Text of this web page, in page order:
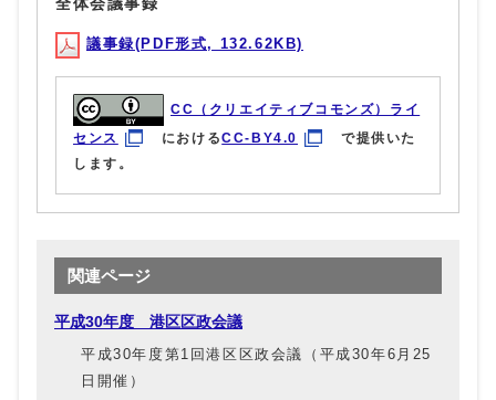
全体会議事録
議事録(PDF形式, 132.62KB)
CC（クリエイティブコモンズ）ライ
センス
におけるCC-BY4.0
で提供いた
します。
関連ページ
平成30年度 港区区政会議
平成30年度第1回港区区政会議（平成30年6月25
日開催）